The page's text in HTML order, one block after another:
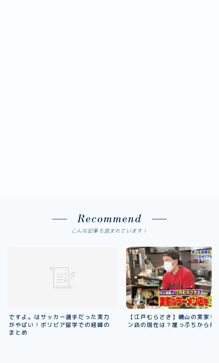
Recommend
こんな記事も読まれています！
ですよ。はサッカー選手だった実力
がやばい！ボリビア留学での経緯の
まとめ
【江戸むらさき】磯山の実家ラ
ン店の現在は？崖っぷちから復